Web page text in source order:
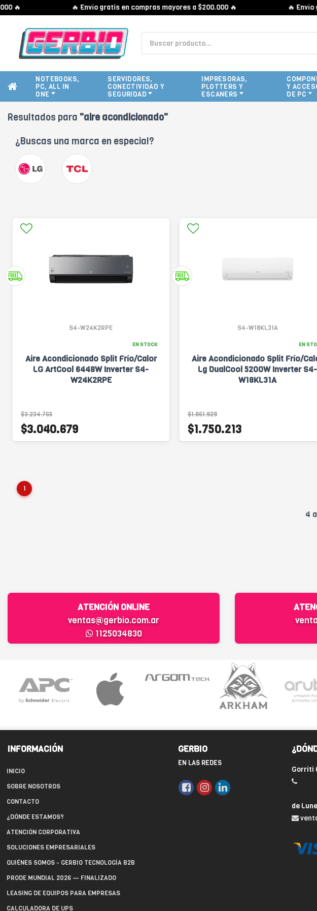
🔥 Envío gratis en compras mayores a $200.000 🔥 🔥 Envío
NOTEBOOKS,
PC, ALL IN
ONE
SERVIDORES,
CONECTIVIDAD Y
SEGURIDAD
IMPRESORAS,
PLOTTERS Y
ESCANERS
Y
DE PC
Resultados para "aire acondicionado"
¿Buscas una marca en especial?
S4-W24K2RPE
EN STOCK
Aire Acondicionado Split Frío/Calor
LG ArtCool 6448W Inverter S4-
W24K2RPE
$3.234.765
$3.040.679
S4-W18KL31A
EN
Aire Acondicionado Split Frío/
Lg DualCool 5200W Inverter S4-
W18KL31A
$1.861.929
$1.750.213
1
4
ATENCIÓN ONLINE
ventas@gerbio.com.ar
1125034830
INFORMACIÓN
INICIO
SOBRE NOSOTROS
CONTACTO
¿DÓNDE ESTAMOS?
ATENCIÓN CORPORATIVA
SOLUCIONES EMPRESARIALES
QUIÉNES SOMOS - GERBIO TECNOLOGÍA B2B
PRODE MUNDIAL 2026 — FINALIZADO
LEASING DE EQUIPOS PARA EMPRESAS
CALCULADORA DE UPS
GERBIO
EN LAS REDES
Gorriti
de